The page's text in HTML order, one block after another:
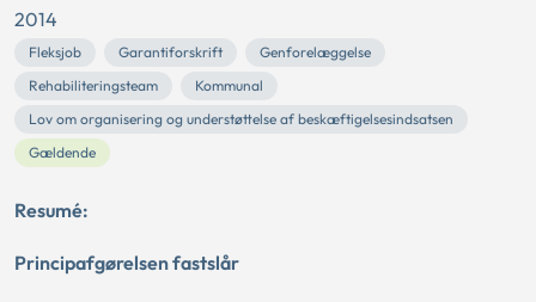
2014
Fleksjob Garantiforskrift
Genforelæggelse
Rehabiliteringsteam
Kommunal
Lov om organisering og understøttelse af beskæftigelsesindsatsen
Gældende
Resumé:
Principafgørelsen fastslår